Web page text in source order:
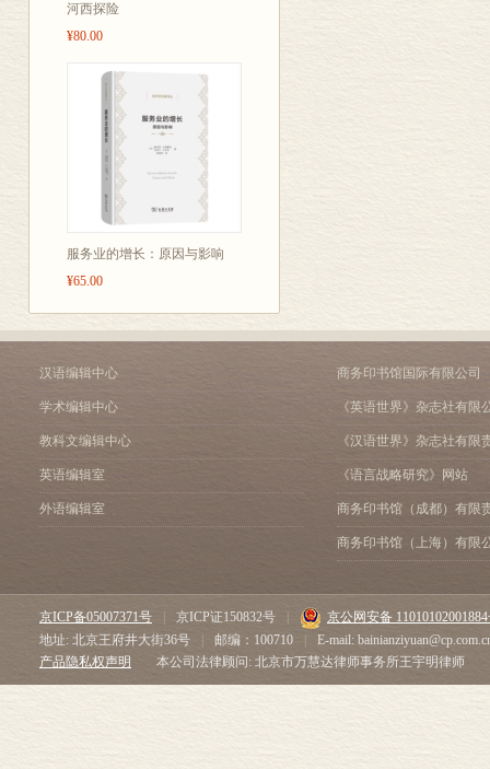
河西探险
¥80.00
服务业的增长：原因与影响
¥65.00
汉语编辑中心
学术编辑中心
教科文编辑中心
英语编辑室
外语编辑室
商务印书馆国际有限公司
《英语世界》杂志社有限
《汉语世界》杂志社有限
《语言战略研究》网站
商务印书馆（成都）有限
商务印书馆（上海）有限
京ICP备05007371号 京ICP证150832号
京公网安备
地址: 北京王府井大街36号
邮编：100710
E-mail:
产品隐私权声明
本公司法律顾问: 北京市万慧达律师事务所王宇明律师